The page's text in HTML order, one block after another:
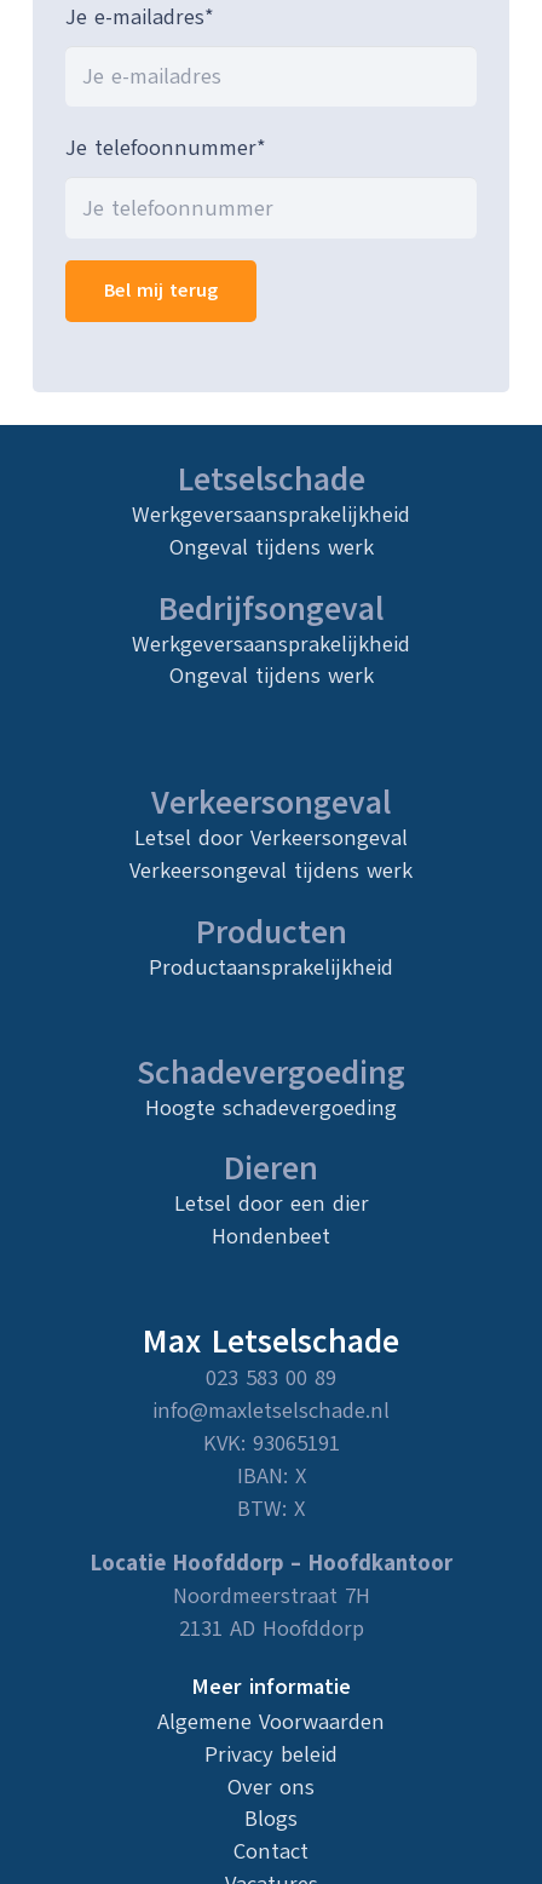
Je e-mailadres*
Je telefoonnummer*
Letselschade
Werkgeversaansprakelijkheid
Ongeval tijdens werk
Bedrijfsongeval
Werkgeversaansprakelijkheid
Ongeval tijdens werk
Verkeersongeval
Letsel door Verkeersongeval
Verkeersongeval tijdens werk
Producten
Productaansprakelijkheid
Schadevergoeding
Hoogte schadevergoeding
Dieren
Letsel door een dier
Hondenbeet
Max Letselschade
023 583 00 89
info@maxletselschade.nl
KVK: 93065191
IBAN: X
BTW: X
Locatie Hoofddorp – Hoofdkantoor
Noordmeerstraat 7H
2131 AD Hoofddorp
Meer informatie
Algemene Voorwaarden
Privacy beleid
Over ons
Blogs
Contact